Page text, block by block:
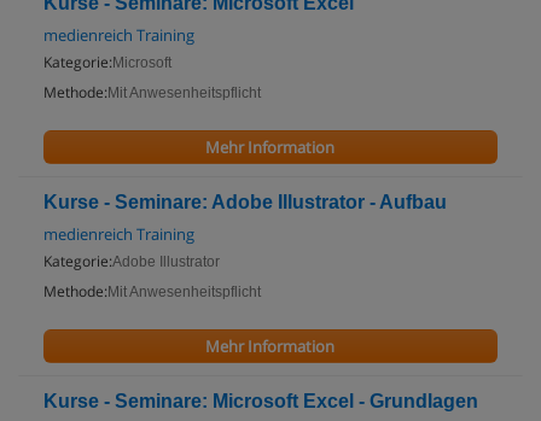
medienreich Training
Kategorie: Microsoft
Methode: Mit Anwesenheitspflicht
Mehr Information
Kurse - Seminare: Adobe Illustrator - Aufbau
medienreich Training
Kategorie:Adobe Illustrator
Methode: Mit Anwesenheitspflicht
Mehr Information
Kurse - Seminare: Microsoft Excel - Grundlagen